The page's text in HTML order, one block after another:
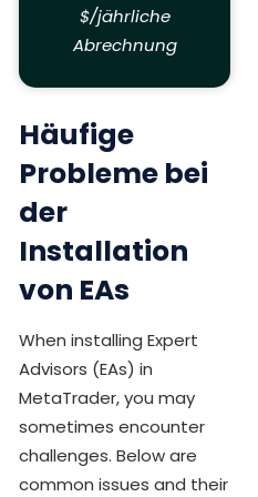
$/jährliche
Abrechnung
Häufige
Probleme bei
der
Installation
von EAs
When installing Expert
Advisors (EAs) in
MetaTrader, you may
sometimes encounter
challenges. Below are
common issues and their